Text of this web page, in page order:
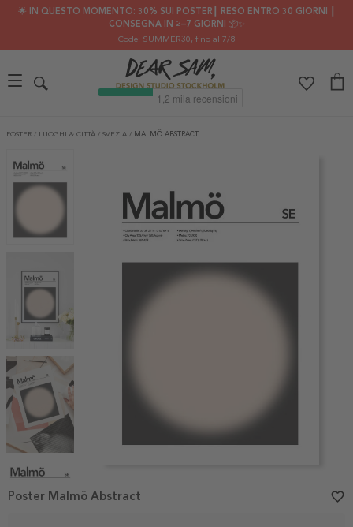
🌟 IN QUESTO MOMENTO: 30% SUI POSTER┃ RESO ENTRO 30 GIORNI ┃
CONSEGNA IN 2–7 GIORNI 📦✨
Code: SUMMER30, fino al 7/8
POSTER / LUOGHI & CITTÀ / SVEZIA / MALMÖ ABSTRACT
1
Poster Malmö Abstract favorite_border